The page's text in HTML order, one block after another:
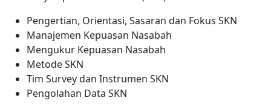
Pengertian, Orientasi, Sasaran dan Fokus SKN
Manajemen Kepuasan Nasabah
Mengukur Kepuasan Nasabah
Metode SKN
Tim Survey dan Instrumen SKN
Pengolahan Data SKN